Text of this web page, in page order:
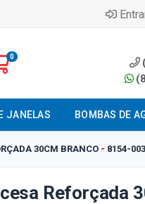
0
JANELAS BOMBAS DE
30CM BRANCO - 8154-
Reforçada